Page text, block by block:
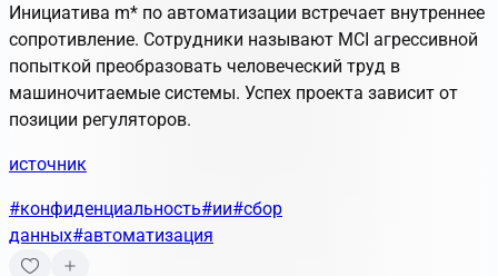
Инициатива m* по автоматизации встречает внутреннее
сопротивление. Сотрудники называют MCI агрессивной
попыткой преобразовать человеческий труд в
машиночитаемые системы. Успех проекта зависит от
позиции регуляторов.
источник
#конфиденциальность#ии#сбор
данных#автоматизация